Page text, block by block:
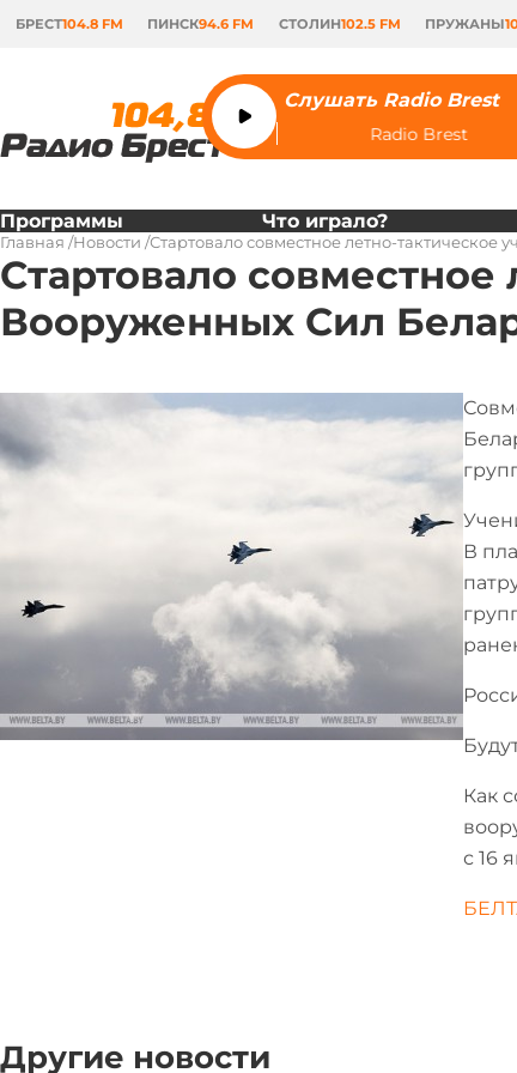
БРЕСТ104.8 FM ПИНСК94.6 FM СТОЛИН102.5 FM ПРУЖАНЫ
Слушать Radio Brest
Radio Brest
Программы Что играло?
Главная Новости Стартовало совместное летно-
Стартовало
Вооруженных Сил
В
Как
с 16
Другие новости